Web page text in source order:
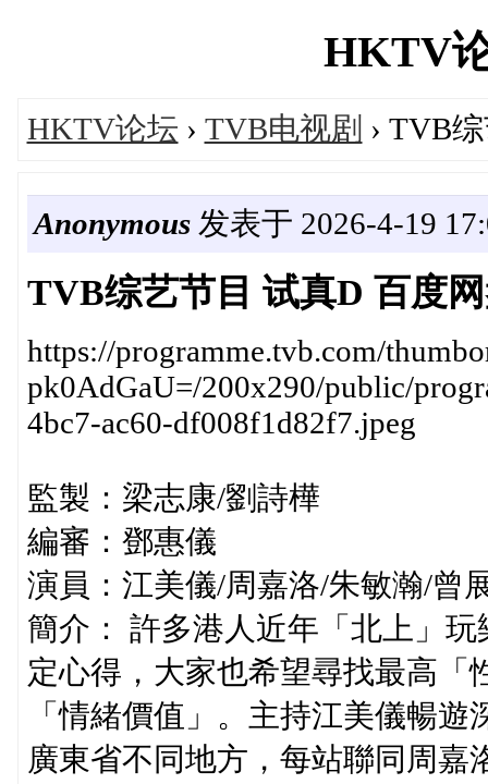
HKTV
HKTV论坛 › TVB电视剧 › TVB
Anonymous发表于 2026-4-19
TVB综艺节目 试真D 百度
https://programme.tvb.com/
pk0AdGaU=/200x290/public/
4bc7-ac60-df008f1d82f7.jpeg
監製：梁志康/劉詩樺
編審：鄧惠儀
演員：江美儀/周嘉洛/朱敏瀚/曾
簡介： 許多港人近年「北上」
定心得，大家也希望尋找最高「
「情緒價值」。主持江美儀暢
廣東省不同地方，每站聯同周嘉